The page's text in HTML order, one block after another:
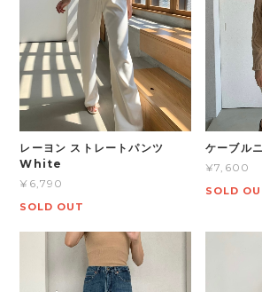
レーヨン ストレートパンツ
White
¥6,790
SOLD OUT
ケーブル
¥7,600
SOLD